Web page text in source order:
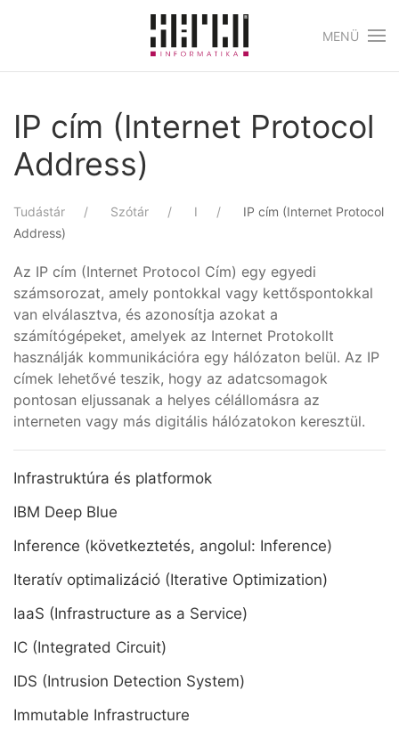
Skip to main content
MENÜ
IP cím (Internet Protocol
Address)
Tudástár Szótár I
IP cím (Internet Protocol
Address)
Az IP cím (Internet Protocol Cím) egy egyedi
számsorozat, amely pontokkal vagy kettőspontokkal
van elválasztva, és azonosítja azokat a
számítógépeket, amelyek az Internet Protokollt
használják kommunikációra egy hálózaton belül. Az IP
címek lehetővé teszik, hogy az adatcsomagok
pontosan eljussanak a helyes célállomásra az
interneten vagy más digitális hálózatokon keresztül.
Infrastruktúra és platformok
IBM Deep Blue
Inference (következtetés, angolul: Inference)
Iteratív optimalizáció (Iterative Optimization)
IaaS (Infrastructure as a Service)
IC (Integrated Circuit)
IDS (Intrusion Detection System)
Immutable Infrastructure